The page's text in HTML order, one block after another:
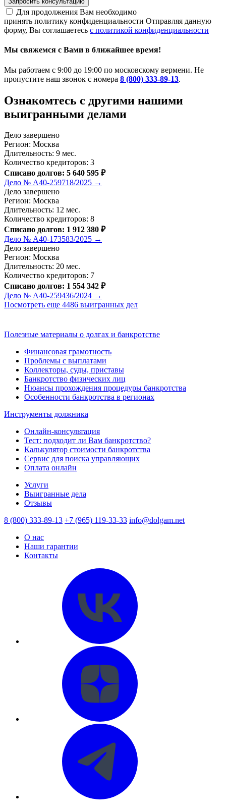
Для продолжения Вам необходимо
принять политику конфиденциальности Отправляя данную
форму, Вы соглашаетесь с политикой конфиденциальности
Мы свяжемся с Вами в ближайшее время!
Мы работаем с 9:00 до 19:00 по московскому вермени. Не
пропустите наш звонок с номера 8 (800) 333-89-13.
Ознакомтесь c другими нашими
выигранными делами
Дело завершено
Регион: Москва
Длительность: 9 мес.
Количество кредиторов: 3
Списано долгов: 5 640 595 ₽
Дело № А40-259718/2025 →
Дело завершено
Регион: Москва
Длительность: 12 мес.
Количество кредиторов: 8
Списано долгов: 1 912 380 ₽
Дело № А40-173583/2025 →
Дело завершено
Регион: Москва
Длительность: 20 мес.
Количество кредиторов: 7
Списано долгов: 1 554 342 ₽
Дело № А40-259436/2024 →
Посмотреть еще 4486 выигранных дел
Полезные материалы о долгах и банкротстве
Финансовая грамотность
Проблемы с выплатами
Коллекторы, суды, приставы
Банкротство физических лиц
Нюансы прохождения процедуры банкротства
Особенности банкротства в регионах
Инструменты должника
Онлайн-консультация
Тест: подходит ли Вам банкротство?
Калькулятор стоимости банкротства
Сервис для поиска управляющих
Оплата онлайн
Услуги
Выигранные дела
Отзывы
8 (800) 333-89-13 +7 (965) 119-33-33 info@dolgam.net
О нас
Наши гарантии
Контакты